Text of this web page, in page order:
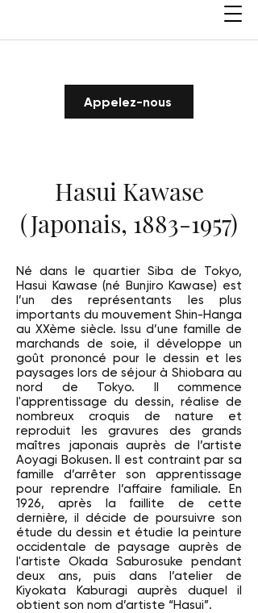
Appelez-nous
Hasui Kawase
(Japonais, 1883-1957)
Né dans le quartier Siba de Tokyo,
Hasui Kawase (né Bunjiro Kawase) est
l’un des représentants les plus
importants du mouvement Shin-Hanga
au XXème siècle. Issu d’une famille de
marchands de soie, il développe un
goût prononcé pour le dessin et les
paysages lors de séjour à Shiobara au
nord de Tokyo. Il commence
l'apprentissage du dessin, réalise de
nombreux croquis de nature et
reproduit les gravures des grands
maîtres japonais auprès de l’artiste
Aoyagi Bokusen. Il est contraint par sa
famille d’arrêter son apprentissage
pour reprendre l’affaire familiale. En
1926, après la faillite de cette
dernière, il décide de poursuivre son
étude du dessin et étudie la peinture
occidentale de paysage auprès de
l'artiste Okada Saburosuke pendant
deux ans, puis dans l’atelier de
Kiyokata Kaburagi auprès duquel il
obtient son nom d’artiste “Hasui”.